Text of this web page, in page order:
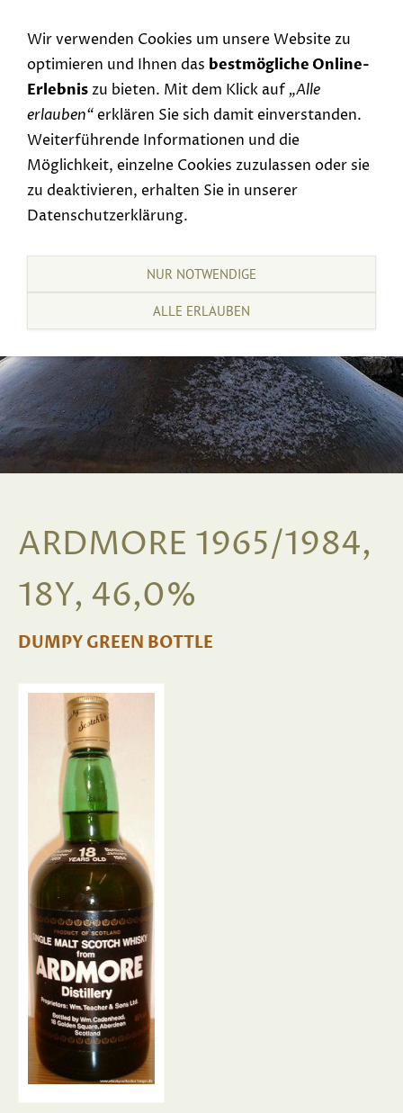
ARDMORE 1965/1984,
18Y, 46,0%
DUMPY GREEN BOTTLE
Wir verwenden Cookies um unsere Website zu
optimieren und Ihnen das bestmögliche Online-
Erlebniszu bieten. Mit dem Klick auf „Alle
erlauben“erklären Sie sich damit einverstanden.
Weiterführende Informationen und die
Möglichkeit, einzelne Cookies zuzulassen oder sie
zu deaktivieren, erhalten Sie in unserer
Datenschutzerklärung.
NUR NOTWENDIGE
ALLE ERLAUBEN